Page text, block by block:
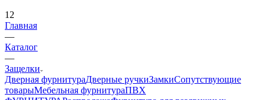
12
Главная
—
Каталог
—
Защелки
Дверная фурнитураДверные ручкиЗамкиСопутствующие
товарыМебельная фурнитураПВХ